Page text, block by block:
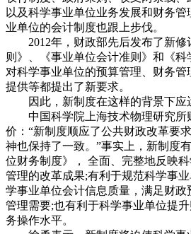
以及科学事业单位业务发展和财务
业单位的会计制度也跟上步伐。
2012年，财政部先后发布了新修
则》、《事业单位会计准则》和《科
对科学事业单位的预算管理、财务管
提供等都提出了新要求。
因此，新制度在这样的背景下应
中国科学院上海技术物理研究所
价：“新制度顺应了公共财政改革要
神也保持了一致。”事实上，新制度
位财务制度》， 全面、完整地反映
管理的改革成果;有利于规范科学事
学事业单位会计信息质量，满足财政
管理需要;也有利于科学事业单位提
务操作水平。